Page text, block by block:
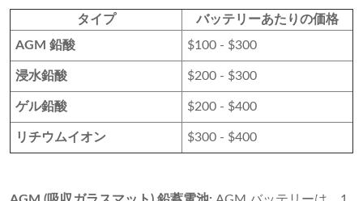
タイプ
バッテリーあたりの価格
AGM 鉛酸
$100 - $300
浸水鉛酸 $200 - $300
ゲル鉛酸 $200 - $400
リチウムイオン $300 - $400